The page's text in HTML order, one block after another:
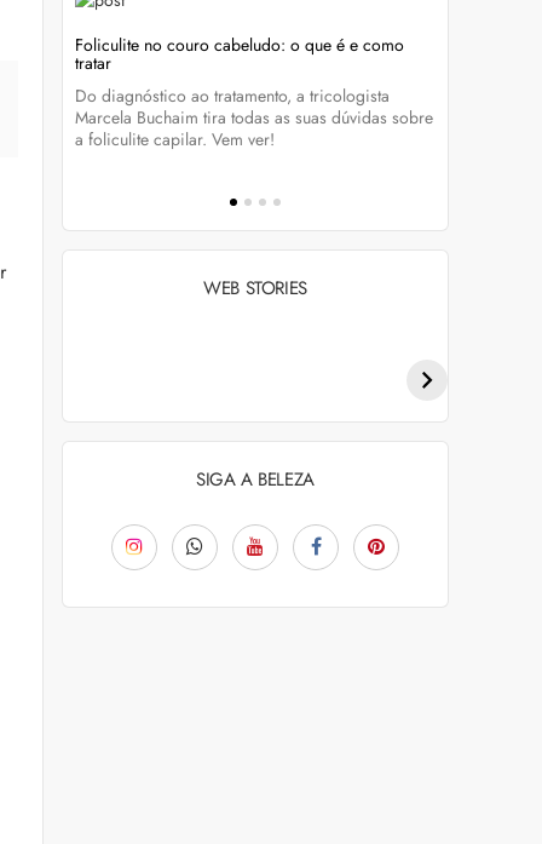
Foliculite no couro cabeludo: o que é e como
tratar
Do diagnóstico ao tratamento, a tricologista
Marcela Buchaim tira todas as suas dúvidas sobre
a foliculite capilar. Vem ver!
WEB STORIES
para 2026
SIGA A BELEZA